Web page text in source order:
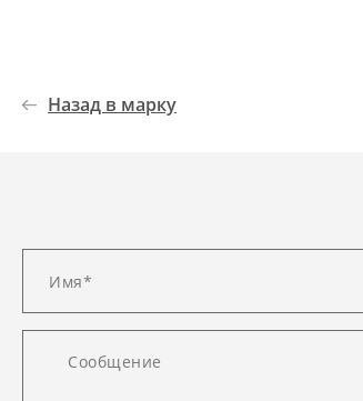
Назад в марку